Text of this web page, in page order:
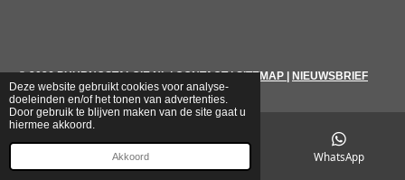
Deze website gebruikt cookies voor analyse-
doeleinden en/of het tonen van advertenties.
Door gebruik te blijven maken van de site gaat u
hiermee akkoord.
Akkoord
© 2026 PUURNOSTALGIE.NL|CONTACT|SITEMAP NIEUWSBRIEF
WhatsApp